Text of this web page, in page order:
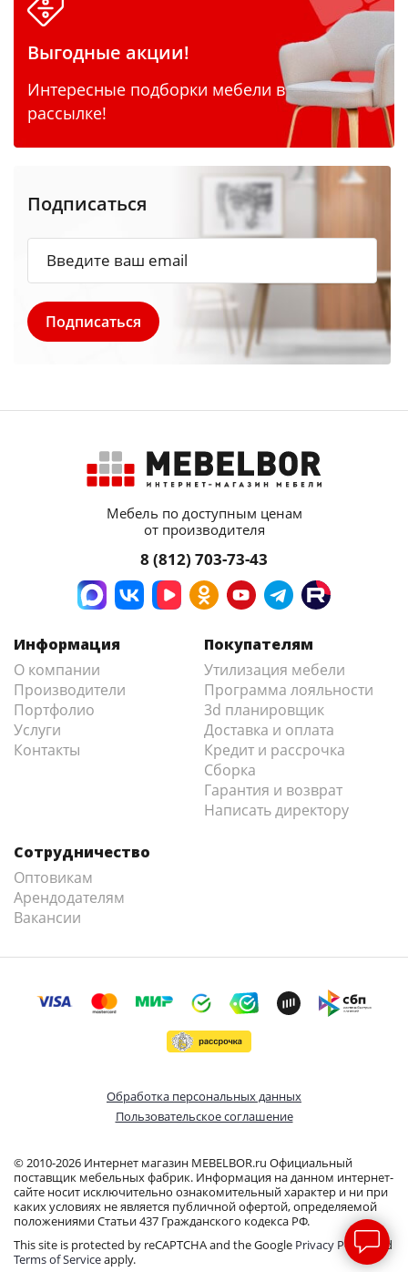
Выгодные акции!
Интересные подборки мебели в
рассылке!
Подписаться
Мебель по доступным ценам
от производителя
8 (812) 703-73-43
Информация
О компании
Производители
Портфолио
Услуги
Контакты
Покупателям
Утилизация мебели
Программа лояльности
3d планировщик
Доставка и оплата
Кредит и рассрочка
Сборка
Гарантия и возврат
Написать директору
Сотрудничество
Оптовикам
Арендодателям
Вакансии
© 2010-2026 Интернет магазин MEBELBOR.ru Официальный
поставщик мебельных фабрик. Информация на данном интернет-
сайте носит исключительно ознакомительный характер и ни при
каких условиях не является публичной офертой, определяемой
положениями Статьи 437 Гражданского кодекса РФ.
This site is protected by reCAPTCHA and the Google Privacy Policyand
Terms of Serviceapply.
Обработка персональных данных
Пользовательское соглашение